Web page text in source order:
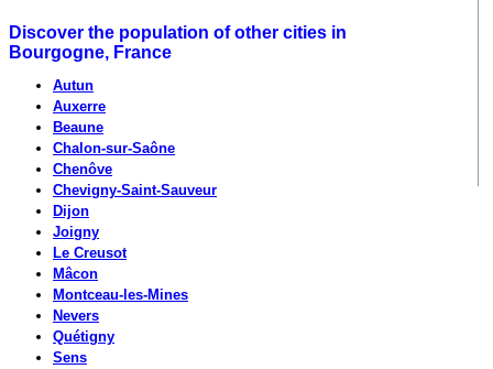
Discover the population of other cities in
Bourgogne, France
Autun
Auxerre
Beaune
Chalon-sur-Saône
Chenôve
Chevigny-Saint-Sauveur
Dijon
Joigny
Le Creusot
Mâcon
Montceau-les-Mines
Nevers
Quétigny
Sens